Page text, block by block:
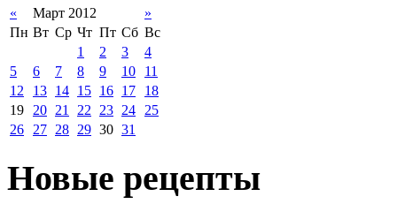
« Март 2012
»
Пн Вт Ср Чт Пт Сб Вс
1
2 3
4
5
6 7 8 9 10
11
12
13 14 15 16 17
18
19 20 21 22 23 24 25
26 27 28 29 30 31
Новые рецепты